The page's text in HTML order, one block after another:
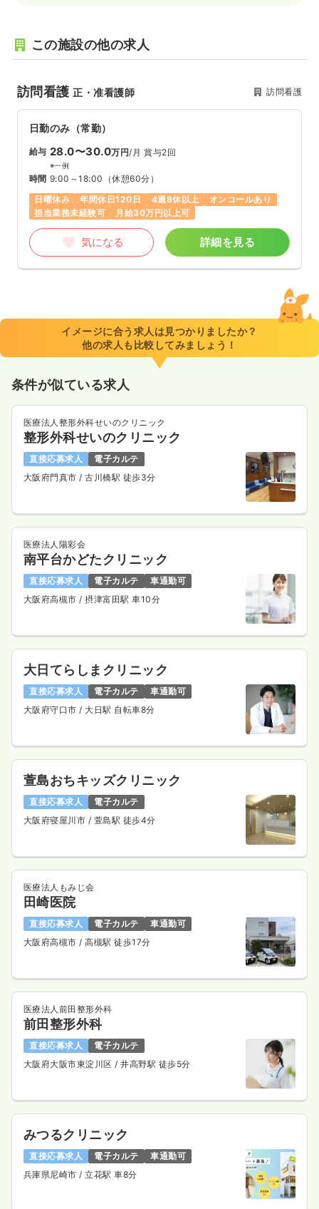
この施設の他の求人
訪問看護正・准看護師 訪問看護
日勤のみ（常勤）
給与 28.0〜30.0万円/月 賞与2回
※一例
時間 9:00～18:00 （休憩60分）
日曜休み
年間休日120日 4週8休以上
オンコールあり
担当業務未経験可
月給30万円以上可
気になる 詳細を見る
イメージに合う求人は見つかりましたか？
他の求人も比較してみましょう！
条件が似ている求人
医療法人整形外科せいのクリニック
整形外科せいのクリニック
直接応募求人
電子カルテ
大阪府門真市/ 古川橋駅 徒歩3分
医療法人陽彩会
南平台かどたクリニック
直接応募求人 電子カルテ
車通勤可
大阪府高槻市/ 摂津富田駅 車10分
大日てらしまクリニック
直接応募求人 電子カルテ
車通勤可
大阪府守口市/ 大日駅 自転車8分
萱島おちキッズクリニック
直接応募求人
電子カルテ
大阪府寝屋川市 / 萱島駅 徒歩4分
医療法人もみじ会
田崎医院
直接応募求人 電子カルテ
車通勤可
大阪府高槻市/ 高槻駅 徒歩17分
医療法人前田整形外科
前田整形外科
直接応募求人
電子カルテ
大阪府大阪市東淀川区/ 井高野駅 徒歩5分
みつるクリニック
直接応募求人 電子カルテ
車通勤可
兵庫県尼崎市/ 立花駅 車8分